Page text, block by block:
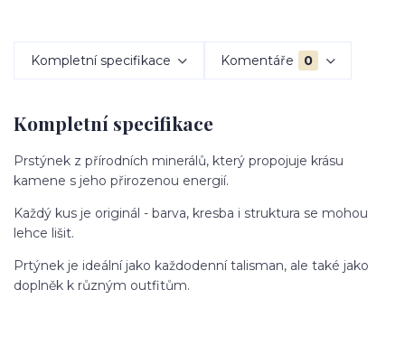
Kompletní specifikace Komentáře 0
Kompletní specifikace
Prstýnek z přírodních minerálů, který propojuje krásu
kamene s jeho přirozenou energií.
Každý kus je originál - barva, kresba i struktura se mohou
lehce lišit.
Prtýnek je ideální jako každodenní talisman, ale také jako
doplněk k různým outfitům.